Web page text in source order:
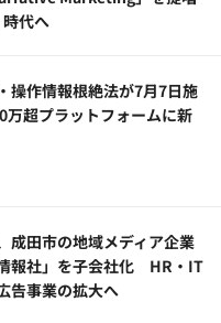
代へ
操作情報根絶法が7月7日施
万超プラットフォームに新
成田市の地域メディア企業
情報社」を子会社化 HR・IT
告事業の拡大へ